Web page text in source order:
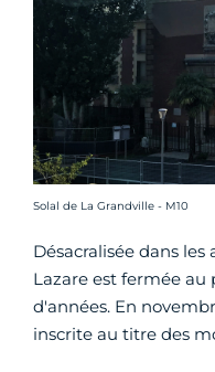
Crédit photo :
Solal de La Grandville - M10
Désacralisée dans les
Lazare est fermée
d'années. En
inscrite au titre des